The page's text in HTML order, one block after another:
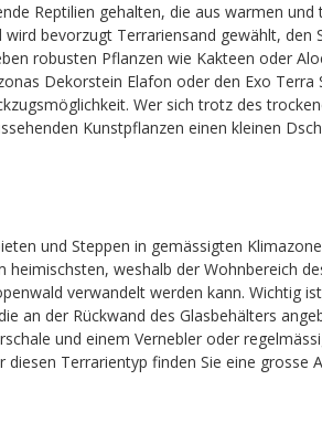
Reptilien gehalten, die aus warmen
bevorzugt Terrariensand gewählt, den
robusten Pflanzen wie Kakteen oder
Dekorstein Elafon oder den Exo Terra
Wer sich trotz des
Kunstpflanzen einen kleinen
und Steppen in gemässigten
weshalb der Wohnbereich
verwandelt werden kann. Wichtig
an der Rückwand des Glasbehälters
und einem Vernebler oder
Terrarientyp finden Sie eine grosse